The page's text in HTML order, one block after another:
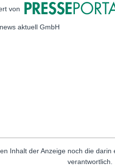
von
aktuell GmbH
Inhalt der Anzeige noch die
verantwortlich.